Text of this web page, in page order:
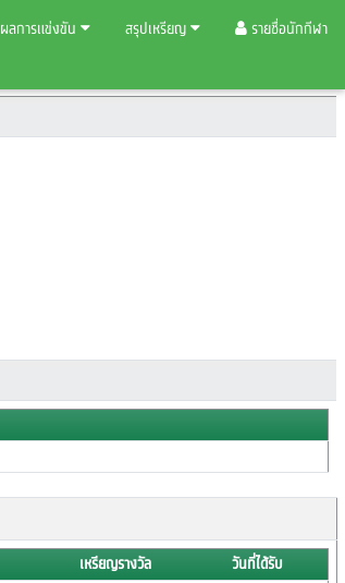
ผลการแข่งขัน สรุปเหรียญ รายชื่อนักกีฬา
เหรียญรางวัล
วันที่ได้รับ